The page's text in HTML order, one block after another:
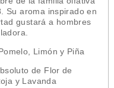
Su aroma inspirado en
gustará a hombres
Limón y Piña
de Flor de
y Lavanda